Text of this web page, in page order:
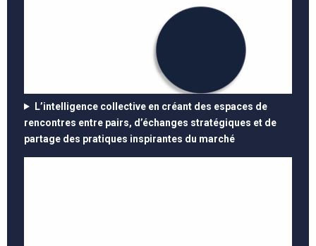
L’intelligence collective en créant des espaces de
rencontres entre pairs, d’échanges stratégiques et de
partage des pratiques inspirantes du marché